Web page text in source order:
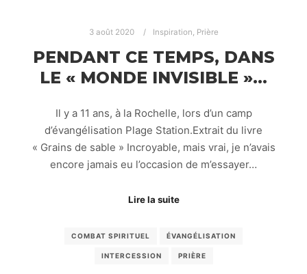
3 août 2020 Inspiration, Prière
PENDANT CE TEMPS, DANS
LE « MONDE INVISIBLE »…
Il y a 11 ans, à la Rochelle, lors d’un camp
d’évangélisation Plage Station.Extrait du livre
« Grains de sable » Incroyable, mais vrai, je n’avais
encore jamais eu l’occasion de m’essayer…
Lire la suite
COMBAT SPIRITUEL ÉVANGÉLISATION
INTERCESSION PRIÈRE